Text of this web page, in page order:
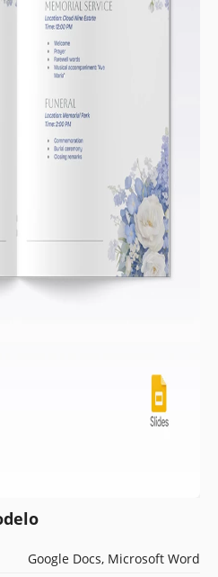
Google Docs, Microsoft Word